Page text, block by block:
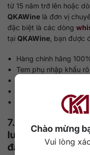
Chào mừng
Vui lòng
từ 15 năm trở lên hoặc
QKAWine là đơn vị
đặc biệt là các dòng
tại QKAWine, bạn được
Hàng chính hãng
Tem phụ nhập khẩu
Bảo mật đơn hàng,
7. Bạn cần báo
lượng? Liên hệ
đãi